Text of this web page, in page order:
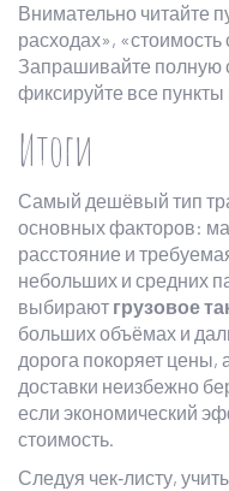
Внимательно читайте
расходах»,
Запрашивайте полную
фиксируйте все
Итоги
Самый дешёвый тип
основных факторов:
расстояние и
небольших и средних
выбирают грузовое
больших объёмах и
дорога покоряет цены,
доставки неизбежно
если экономический
стоимость.
Следуя чек‑листу,